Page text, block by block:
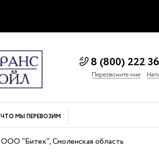
8 (800) 222
Перезвоните мне
ЧТО МЫПЕРЕВОЗИМ
ООО "Битех", Смоленская область